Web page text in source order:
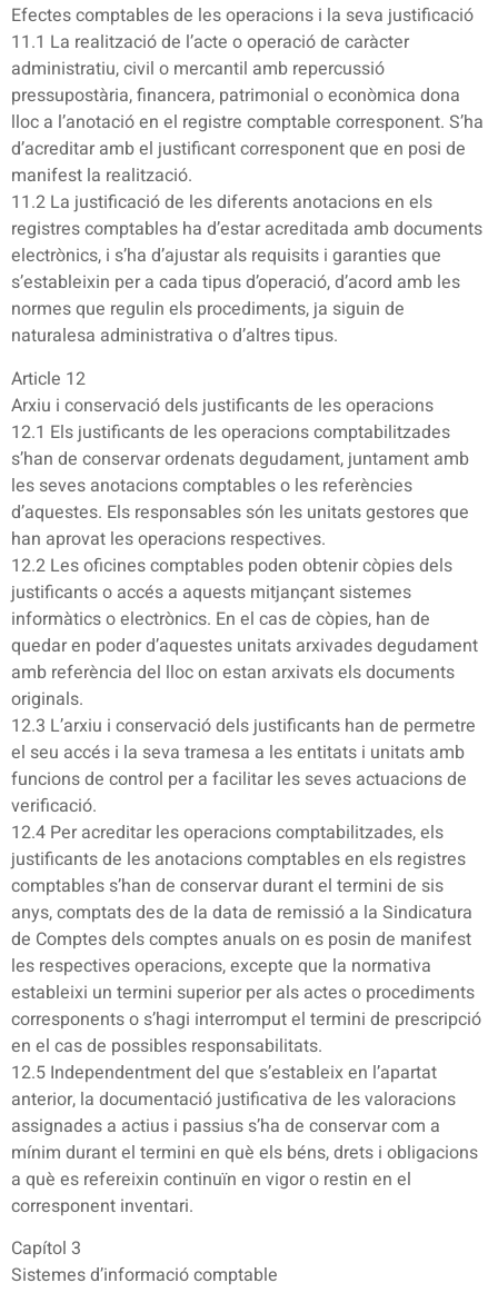
Efectes comptables de les operacions i la seva justificació
11.1 La realització de l’acte o operació de caràcter
administratiu, civil o mercantil amb repercussió
pressupostària, financera, patrimonial o econòmica dona
lloc a l’anotació en el registre comptable corresponent. S’ha
d’acreditar amb el justificant corresponent que en posi de
manifest la realització.
11.2 La justificació de les diferents anotacions en els
registres comptables ha d’estar acreditada amb documents
electrònics, i s’ha d’ajustar als requisits i garanties que
s’estableixin per a cada tipus d’operació, d’acord amb les
normes que regulin els procediments, ja siguin de
naturalesa administrativa o d’altres tipus.
Article 12
Arxiu i conservació dels justificants de les operacions
12.1 Els justificants de les operacions comptabilitzades
s’han de conservar ordenats degudament, juntament amb
les seves anotacions comptables o les referències
d’aquestes. Els responsables són les unitats gestores que
han aprovat les operacions respectives.
12.2 Les oficines comptables poden obtenir còpies dels
justificants o accés a aquests mitjançant sistemes
informàtics o electrònics. En el cas de còpies, han de
quedar en poder d’aquestes unitats arxivades degudament
amb referència del lloc on estan arxivats els documents
originals.
12.3 L’arxiu i conservació dels justificants han de permetre
el seu accés i la seva tramesa a les entitats i unitats amb
funcions de control per a facilitar les seves actuacions de
verificació.
12.4 Per acreditar les operacions comptabilitzades, els
justificants de les anotacions comptables en els registres
comptables s’han de conservar durant el termini de sis
anys, comptats des de la data de remissió a la Sindicatura
de Comptes dels comptes anuals on es posin de manifest
les respectives operacions, excepte que la normativa
estableixi un termini superior per als actes o procediments
corresponents o s’hagi interromput el termini de prescripció
en el cas de possibles responsabilitats.
12.5 Independentment del que s’estableix en l’apartat
anterior, la documentació justificativa de les valoracions
assignades a actius i passius s’ha de conservar com a
mínim durant el termini en què els béns, drets i obligacions
a què es refereixin continuïn en vigor o restin en el
corresponent inventari.
Capítol 3
Sistemes d’informació comptable